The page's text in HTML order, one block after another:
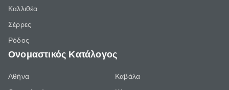
Καλλιθέα
Σέρρες
Ρόδος
Ονομαστικός Κατάλογος
Αθήνα
Καβάλα